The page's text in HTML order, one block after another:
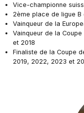
Vice-championne
2ème place de ligue B
Vainqueur de la
Vainqueur de la
et 2018
Finaliste de la Coupe
2019, 2022, 2023 et